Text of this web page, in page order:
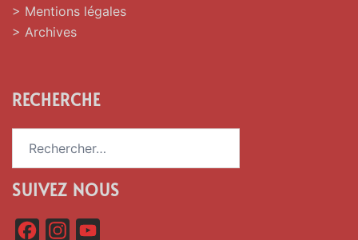
> Mentions légales
> Archives
RECHERCHE
SUIVEZ NOUS